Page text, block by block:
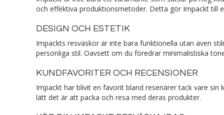
och effektiva produktionsmetoder. Detta gör Impackt till
DESIGN OCH ESTETIK
Impackts resväskor är inte bara funktionella utan även
personliga stil. Oavsett om du föredrar minimalistiska
KUNDFAVORITER OCH RECENSIONER
Impackt har blivit en favorit bland resenärer tack vare
lätt det är att packa och resa med deras produkter.